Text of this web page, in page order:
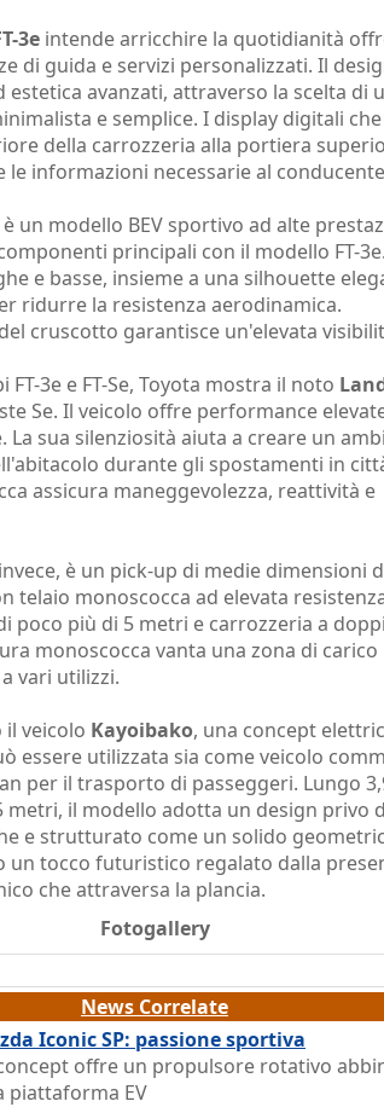
3e intende arricchire la quotidianità
di guida e servizi personalizzati. Il
estetica avanzati, attraverso la scelta di
e semplice. I display digitali
della carrozzeria alla portiera
informazioni necessarie al
è un modello BEV sportivo ad alte
principali con il modello FT-
e basse, insieme a una silhouette
ridurre la resistenza aerodinamica.
cruscotto garantisce un'elevata
3e e FT-Se, Toyota mostra il noto
Se. Il veicolo offre performance
La sua silenziosità aiuta a creare un
durante gli spostamenti in
assicura maneggevolezza, reattività e
è un pick-up di medie dimensioni
telaio monoscocca ad elevata
poco più di 5 metri e carrozzeria a
monoscocca vanta una zona di carico
vari utilizzi.
veicolo Kayoibako, una concept
essere utilizzata sia come veicolo
per il trasporto di passeggeri. Lungo
metri, il modello adotta un design privo
e strutturato come un solido
un tocco futuristico regalato dalla
che attraversa la plancia.
Fotogallery
News Correlate
Iconic SP: passione sportiva
offre un propulsore rotativo
piattaforma EV